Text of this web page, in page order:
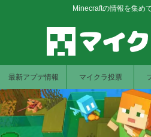
Minecraftの情報を集め
最新アプデ情報 マイクラ投票